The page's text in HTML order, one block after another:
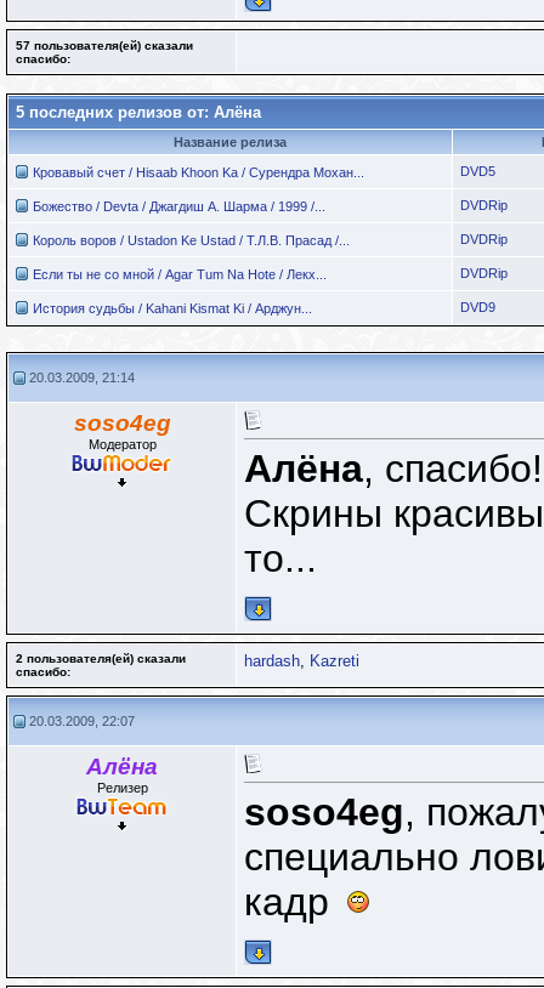
57 пользователя(ей) сказали
cпасибо:
5 последних релизов от: Алёна
Название релиза
Кровавый счет / Hisaab Khoon Ka / Сурендра Мохан... DVD5
Божество / Devta / Джагдиш А. Шарма / 1999 /... DVDRip
Король воров / Ustadon Ke Ustad / Т.Л.В. Прасад /... DVDRip
Если ты не со мной / Agar Tum Na Hote / Лекх... DVDRip
История судьбы / Kahani Kismat Ki / Арджун... DVD9
20.03.2009, 21:14
soso4eg
Модератор
Алёна, спасибо!
Скрины
то...
2 пользователя(ей) сказали
cпасибо:
hardash, Kazreti
20.03.2009, 22:07
Алёна
Релизер
soso4eg,
специально
кадр